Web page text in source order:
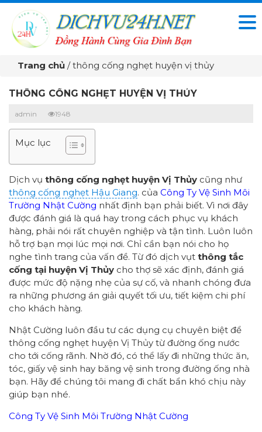
Trang chủ /thông cống nghẹt huyện vị thủy
THÔNG CỐNG NGHẸT HUYỆN VỊ THỦY
admin 1948
Mục lục
Dịch vụ thông cống nghẹt huyện Vị Thủy cũng như
thông cống nghẹt Hậu Giang. của Công Ty Vệ Sinh Môi
Trường Nhật Cường nhất định bạn phải biết. Vì nơi đây
được đánh giá là quá hay trong cách phục vụ khách
hàng, phải nói rất chuyên nghiệp và tận tình. Luôn luôn
hỗ trợ bạn mọi lúc mọi nơi. Chỉ cần bạn nói cho họ
nghe tình trang của vấn đề. Từ đó dịch vụt thông tắc
cống tại huyện Vị Thủy cho thợ sẽ xác định, đánh giá
được mức độ nặng nhẹ của sự cố, và nhanh chóng đưa
ra những phương án giải quyết tối ưu, tiết kiệm chi phí
cho khách hàng.
Nhật Cường luôn đầu tư các dụng cụ chuyên biệt để
thông cống nghẹt huyện Vị Thủy từ đường ống nước
cho tới cống rãnh. Nhờ đó, có thể lấy đi những thức ăn,
tóc, giấy vệ sinh hay băng vệ sinh trong đường ống nhà
bạn. Hãy để chúng tôi mang đi chất bẩn khó chịu này
giúp bạn nhé.
Công Ty Vệ Sinh Môi Trường Nhật Cường